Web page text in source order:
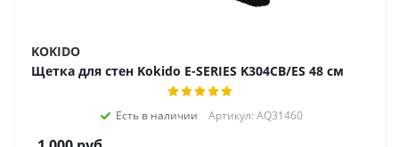
KOKIDO
Щетка для стен Kokido E-SERIES K304CB/ES 48 см
Есть в наличии Артикул: AQ31460